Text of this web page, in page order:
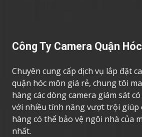
Công Ty Camera Quận
Chuyên cung cấp dịch vụ lắp đặt
quận hóc môn giá rẻ, chung tôi
hàng các dòng camera giám sát
với nhiều tính năng vượt trội giúp
hàng có thể bảo vệ ngôi nhà của
nhất.